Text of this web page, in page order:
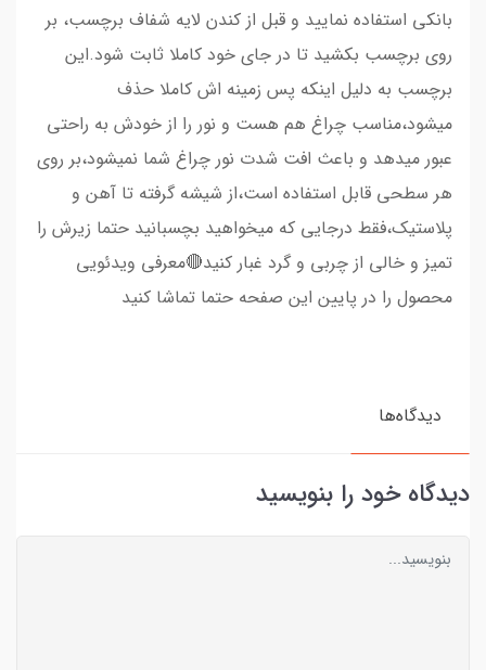
بانکی استفاده نمایید و قبل از کندن لایه شفاف برچسب، بر
روی برچسب بکشید تا در جای خود کاملا ثابت شود.این
برچسب به دلیل اینکه پس زمینه اش کاملا حذف
میشود،مناسب چراغ هم هست و نور را از خودش به راحتی
عبور میدهد و باعث افت شدت نور چراغ شما نمیشود،بر روی
هر سطحی قابل استفاده است،از شیشه گرفته تا آهن و
پلاستیک،فقط درجایی که میخواهید بچسبانید حتما زیرش را
تمیز و خالی از چربی و گرد غبار کنید🔴معرفی ویدئویی
محصول را در پایین این صفحه حتما تماشا کنید
دیدگاه‌ها
دیدگاه خود را بنویسید